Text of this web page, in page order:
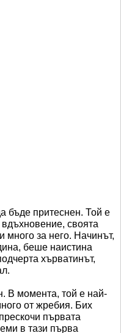
бъде притеснен. Той е
своята
за него. Начинът,
беше наистина
хърватинът,
В момента, той е най-
от жребия. Бих
първата
в тази първа